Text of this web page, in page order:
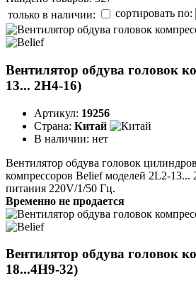
только в наличии:
сортировать по:
Вентилятор обдува головок
13... 2H4-16)
Артикул: 19256
Страна: Китай
В наличии: нет
Вентилятор обдува головок
компрессоров Belief моделей 2L2-
питания 220V/1/50 Гц.
Временно не продается
Вентилятор обдува головок
18...4H9-32)